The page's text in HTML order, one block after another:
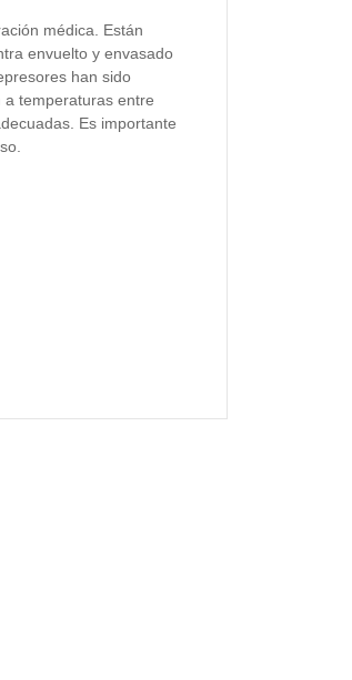
médica. Están
envuelto y envasado
han sido
temperaturas entre
Es importante